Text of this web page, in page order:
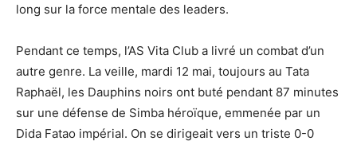
long sur la force mentale des leaders.
Pendant ce temps, l’AS Vita Club a livré un combat d’un
autre genre. La veille, mardi 12 mai, toujours au Tata
Raphaël, les Dauphins noirs ont buté pendant 87 minutes
sur une défense de Simba héroïque, emmenée par un
Dida Fatao impérial. On se dirigeait vers un triste 0-0